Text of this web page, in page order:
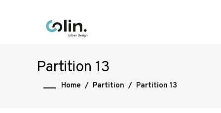
Partition 13
Home / Partition / Partition 13